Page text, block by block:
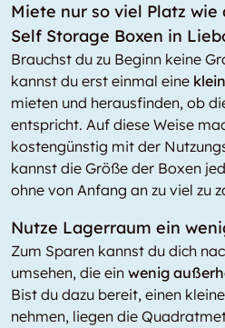
Miete nur so viel Platz
Self Storage Boxen in
Brauchst du zu Beginn keine
kannst du erst einmal eine
mieten und herausfinden, ob
entspricht. Auf diese Weise
kostengünstig mit der
kannst die Größe der Boxen
ohne von Anfang an zu viel zu
Nutze Lagerraum ein
Zum Sparen kannst du dich
umsehen, die ein wenig
Bist du dazu bereit, einen
nehmen, liegen die